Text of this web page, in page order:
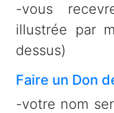
-vous
illustrée par
dessus)
Faire un Don
-votre nom